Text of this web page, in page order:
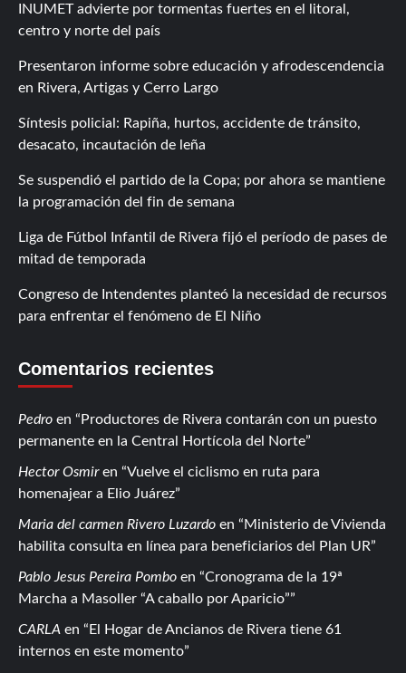
INUMET advierte por tormentas fuertes en el litoral,
centro y norte del país
Presentaron informe sobre educación y afrodescendencia
en Rivera, Artigas y Cerro Largo
Síntesis policial: Rapiña, hurtos, accidente de tránsito,
desacato, incautación de leña
Se suspendió el partido de la Copa; por ahora se mantiene
la programación del fin de semana
Liga de Fútbol Infantil de Rivera fijó el período de pases de
mitad de temporada
Congreso de Intendentes planteó la necesidad de recursos
para enfrentar el fenómeno de El Niño
Comentarios recientes
Pedro en
Productores de Rivera contarán con un puesto
permanente en la Central Hortícola del Norte
Hector Osmiren
Vuelve el ciclismo en ruta para
homenajear a Elio Juárez
Maria del carmen Rivero Luzardo en
Ministerio de Vivienda
habilita consulta en línea para beneficiarios del Plan UR
Pablo Jesus Pereira Pombo en
Cronograma de la 19ª
Marcha a Masoller “A caballo por Aparicio”
CARLA en
El Hogar de Ancianos de Rivera tiene 61
internos en este momento